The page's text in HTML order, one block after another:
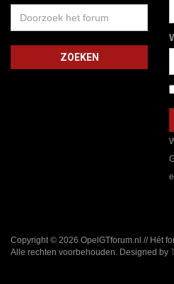
Copyright © 2026 OpelGTforum.nl // Hét
Alle rechten voorbehouden. Designed by